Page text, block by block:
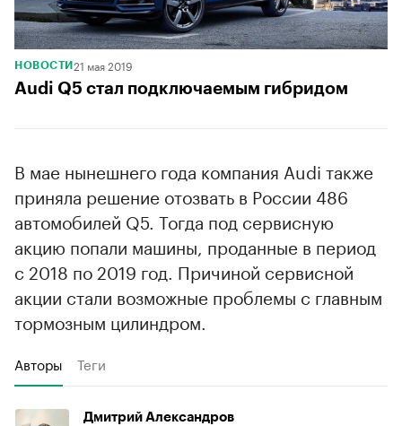
НОВОСТИ 21 мая 2019
Audi Q5 стал подключаемым гибридом
В мае нынешнего года компания Audi также
приняла решение отозвать в России 486
автомобилей Q5. Тогда под сервисную
акцию попали машины, проданные в период
с 2018 по 2019 год. Причиной сервисной
акции стали возможные проблемы с главным
тормозным цилиндром.
Авторы Теги
Дмитрий Александров